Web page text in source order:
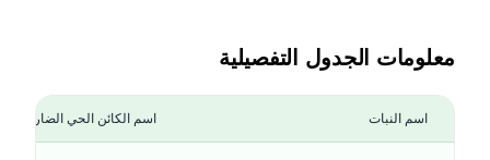
معلومات الجدول التفصيلية
اسم النبات اسم الكائن الحي الضار